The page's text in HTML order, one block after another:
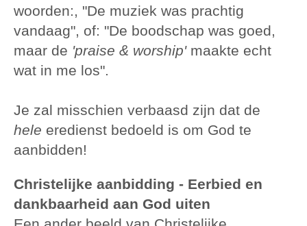
woorden:, "De muziek was prachtig
vandaag", of: "De boodschap was goed,
maar de 'praise & worship'maakte echt
wat in me los".
Je zal misschien verbaasd zijn dat de
hele eredienst bedoeld is om God te
aanbidden!
Christelijke aanbidding - Eerbied en
dankbaarheid aan God uiten